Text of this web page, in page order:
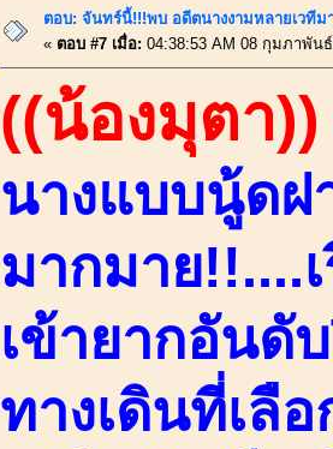
ตอบ: จันทร์นี้!!!พบ อดีตนางงามหลายเวที
« ตอบ #7 เมื่อ: 04:38:53 AM 08 กุมภาพัน
((น้องมุตา))
นางแบบนู้ดฝ
มากมาย!!....
เข้ายากอันดั
ทางเดินที่เลื